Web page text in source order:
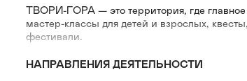
ТВОРИ-ГОРА — это территория, где главное
мастер-классы для детей и взрослых,
фестивали.
НАПРАВЛЕНИЯ ДЕЯТЕЛЬНОСТИ